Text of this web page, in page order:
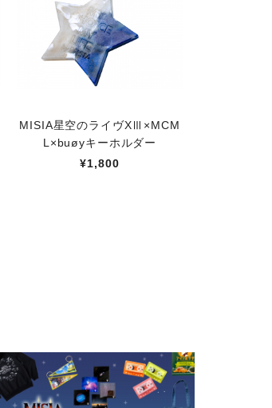
MISIA星空のライヴXⅢ×MCM
L×buøyキーホルダー
¥1,800